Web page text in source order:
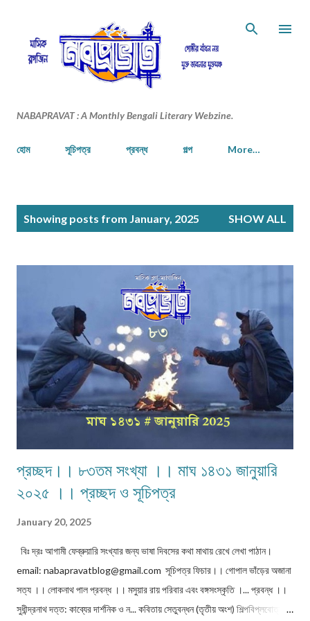
NABAPRAVAT : A Monthly Bengali Literary Webzine.
হোম সূচিপত্র প্রবন্ধ গল্প More…
Showing posts from January, 2025 SHOW ALL
প্রচ্ছদ।। ৮৩তম সংখ্যা ।। মাঘ ১৪৩১ জানুয়ারি
২০২৫ ।। প্রচ্ছদ ও সূচিপত্র
January 20, 2025
বিঃ দ্রঃ আগামী ফেব্রুয়ারি সংখ্যার জন্য ভাষা দিবসের কথা মাথায় রেখে লেখা পাঠান।
email: nabapravatblog@gmail.com সূচিপত্র ফিচার।। গোপাল ভাঁড়ের অজানা
সত্য ।। লোকনাথ পাল প্রবন্ধ ।। মসুয়ার রায় পরিবার এবং বঙ্গসংস্কৃতি ।... প্রবন্ধ ।।
সুধীন্দ্রনাথ দত্ত: কাব্যের দার্শনিক ও ন... কবিতায় সেতুবন্ধন (তৃতীয় অংশ) শিল্পবিপ্লবোত্তর